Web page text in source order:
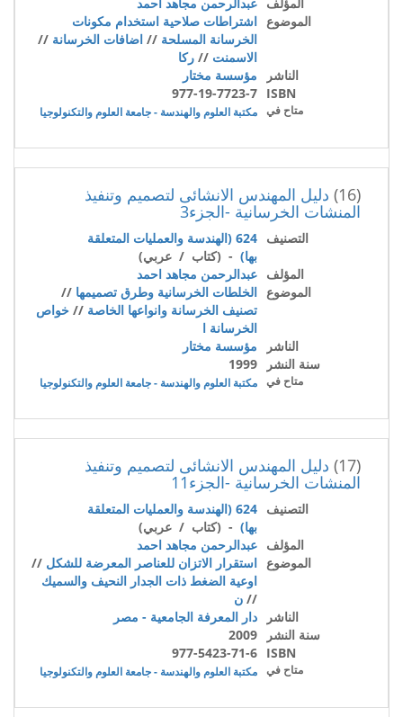
الموضوع اشتراطات صلاحية استخدام مكونات
الخرسانة المسلحة // اضافات الخرسانة //
الاسمنت // ركا
الناشر
مؤسسة مختار
ISBN
977-19-7723-7
متاح في مكتبة العلوم والهندسة - جامعة العلوم والتكنولوجيا
(16) دليل المهندس الانشائى لتصميم وتنفيذ
المنشات الخرسانية -الجزء3
التصنيف
624 (الهندسة والعمليات المتعلقة
بها) - (كتاب / عربي)
المؤلف عبدالرحمن مجاهد احمد
الموضوع الخلطات الخرسانية وطرق تصميمها //
تصنيف الخرسانة وانواعها الخاصة // خواص
الخرسانة ا
الناشر
مؤسسة مختار
سنة النشر
1999
متاح في مكتبة العلوم والهندسة - جامعة العلوم والتكنولوجيا
(17) دليل المهندس الانشائى لتصميم وتنفيذ
المنشات الخرسانية -الجزء11
التصنيف
624 (الهندسة والعمليات المتعلقة
بها) - (كتاب / عربي)
المؤلف عبدالرحمن مجاهد احمد
الموضوع استقرار الاتزان للعناصر المعرضة للشكل //
اوعية الضغط ذات الجدار النحيف والسميك
// ن
الناشر
دار المعرفة الجامعية - مصر
سنة النشر
2009
ISBN
977-5423-71-6
متاح في مكتبة العلوم والهندسة - جامعة العلوم والتكنولوجيا